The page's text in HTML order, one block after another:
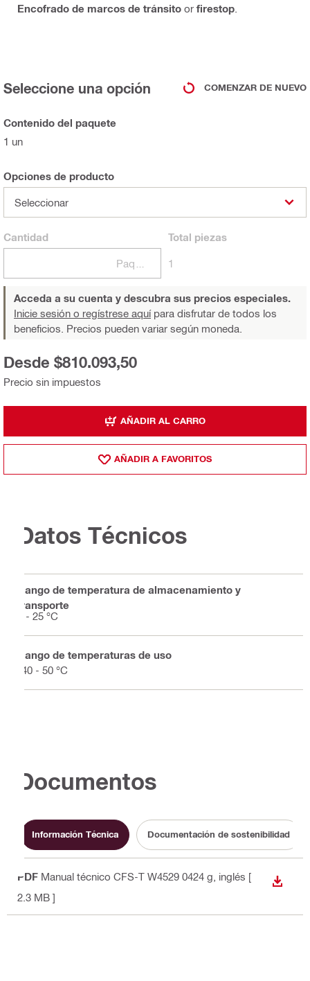
Encofrado de marcos de tránsito or firestop
Seleccione una opción COMENZAR DE NUEVO
Contenido del paquete
1 un
Opciones de producto
Seleccionar
Cantidad Total piezas
1
Acceda a su cuenta y descubra sus precios especiales.
Inicie sesión o regístrese aquípara disfrutar de todos los
beneficios. Precios pueden variar según moneda.
Precio sin impuestos
Desde $810.093,50
AÑADIR AL CARRO
AÑADIR A FAVORITOS
Datos Técnicos
Rango de temperatura de almacenamiento y
transporte
5 - 25 °C
Rango de temperaturas de uso
-40 - 50 °C
Documentos
Información Técnica Documentación de sostenibilidad
PDF Manual técnico CFS-T W4529 0424 g , inglés [
2.3 MB ]